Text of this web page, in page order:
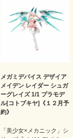
メガミデバイス デザイア
メイデン レイダー シュガ
ーグレイズ 1/1 プラモデ
ル[コトブキヤ]《１２月予
約》
「美少女×メカニック」シ